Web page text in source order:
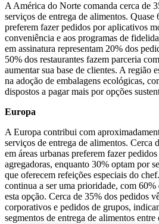
A América do Norte comanda cerca de
serviços de entrega de alimentos. Quase
preferem fazer pedidos por aplicativos
conveniência e aos programas de
em assinatura representam 20% dos
50% dos restaurantes fazem parceria
aumentar sua base de clientes. A região
na adoção de embalagens ecológicas,
dispostos a pagar mais por opções
Europa
A Europa contribui com
serviços de entrega de alimentos. Cerca
em áreas urbanas preferem fazer
agregadoras, enquanto 30% optam por
que oferecem refeições especiais do
continua a ser uma prioridade, com
esta opção. Cerca de 35% dos pedidos
corporativos e pedidos de grupos,
segmentos de entrega de alimentos entre